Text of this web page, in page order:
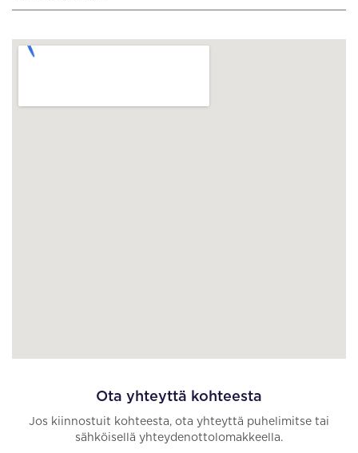
Ota yhteyttä kohteesta
Jos kiinnostuit kohteesta, ota yhteyttä puhelimitse tai
sähköisellä yhteydenottolomakkeella.